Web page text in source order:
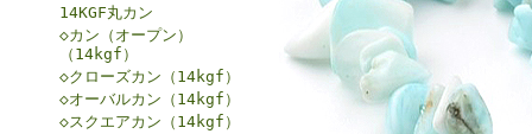
14KGF丸カン
◇カン（オープン）
（14kgf）
◇クローズカン（14kgf）
◇オーバルカン（14kgf）
◇スクエアカン（14kgf）